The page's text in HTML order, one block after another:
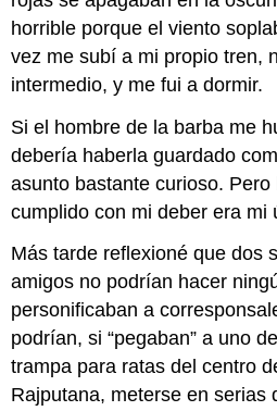
horrible porque el viento
vez me subí a mi propio tren,
intermedio, y me fui a dormir.
Si el hombre de la barba me
debería haberla guardado
asunto bastante curioso.
cumplido con mi deber era mi
Más tarde reflexioné que dos
amigos no podrían hacer
personificaban a
podrían, si “pegaban” a uno
trampa para ratas del centro
Rajputana, meterse en serias